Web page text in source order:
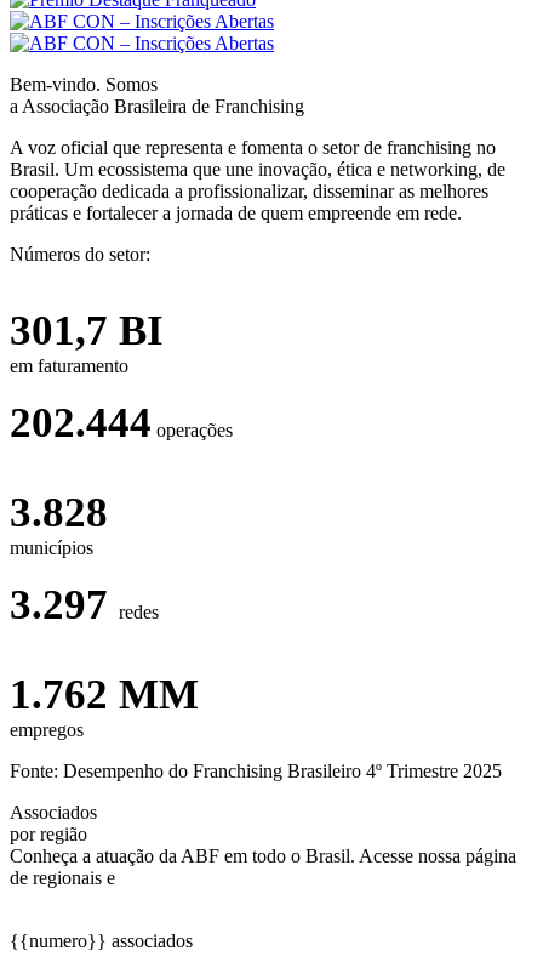
Bem-vindo. Somos
a Associação Brasileira de Franchising
A voz oficial que representa e fomenta o setor de franchising no
Brasil. Um ecossistema que une inovação, ética e networking, de
cooperação dedicada a profissionalizar, disseminar as melhores
práticas e fortalecer a jornada de quem empreende em rede.
Números do setor:
301,7 BI
em faturamento
202.444 operações
3.828
municípios
3.297 redes
1.762 MM
empregos
Fonte: Desempenho do Franchising Brasileiro 4º Trimestre 2025
Associados
por região
Conheça a atuação da ABF em todo o Brasil. Acesse nossa página
de regionais e
{{numero}} associados